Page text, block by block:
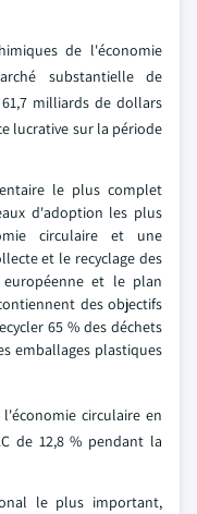
de l'économie
substantielle de
milliards de dollars
lucrative sur la période
le plus complet
d'adoption les plus
circulaire et une
et le recyclage des
et le plan
des objectifs
65 % des déchets
emballages plastiques
circulaire en
de 12,8 % pendant la
le plus important,